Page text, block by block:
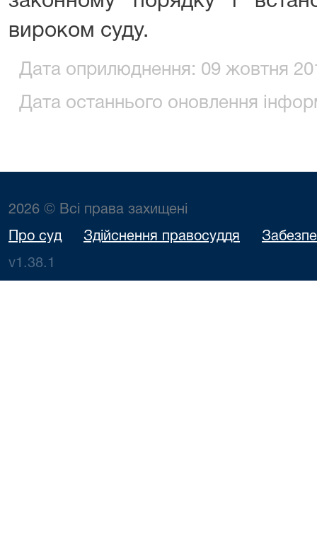
вироком суду.
Дата оприлюднення: 09 жовтня
Дата останнього оновлення
2026 © Всі права захищені
Про суд Здійснення правосуддя
v1.38.1